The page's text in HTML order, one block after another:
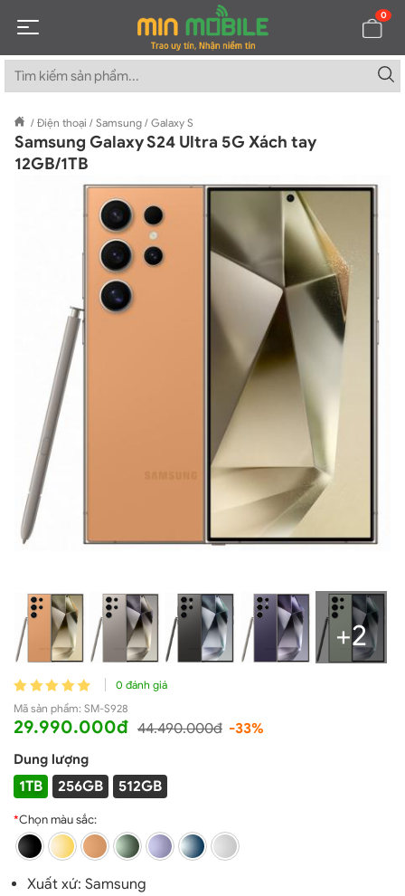
0
/ Điện thoại / Samsung / Galaxy S
Samsung Galaxy S24 Ultra 5G Xách tay
12GB/1TB
+2
0 đánh giá
Mã sản phẩm: SM-S928
29.990.000đ 44.490.000đ -33%
Dung lượng
1TB 256GB 512GB
*Chọn màu sắc:
Xuất xứ: Samsung